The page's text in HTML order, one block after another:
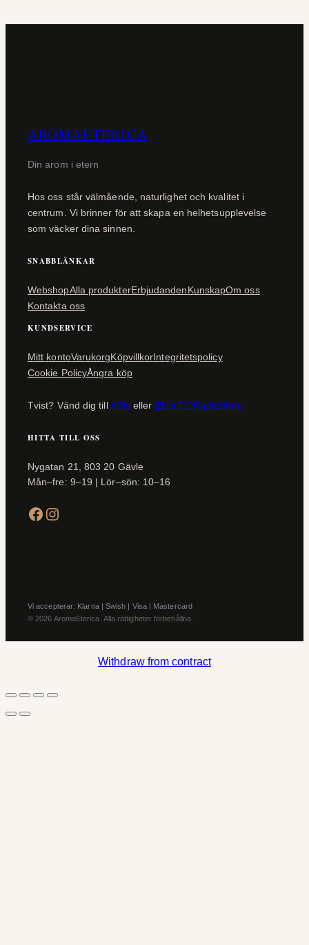
AROMAETERICA
Din arom i etern
Hos oss står välmående, naturlighet och kvalitet i
centrum. Vi brinner för att skapa en helhetsupplevelse
som väcker dina sinnen.
SNABBLÄNKAR
WebshopAlla produkterErbjudandenKunskapOm oss
Kontakta oss
KUNDSERVICE
Mitt kontoVarukorgKöpvillkorIntegritetspolicy
Cookie PolicyÅngra köp
Tvist? Vänd dig tillARN eller EU:s ODR-plattform
HITTA TILL OSS
Nygatan 21, 803 20 Gävle
Mån–fre: 9–19 | Lör–sön: 10–16
Facebook Instagram
Vi accepterar: Klarna | Swish | Visa | Mastercard
© 2026 AromaEterica. Alla rättigheter förbehållna.
Withdraw from contract